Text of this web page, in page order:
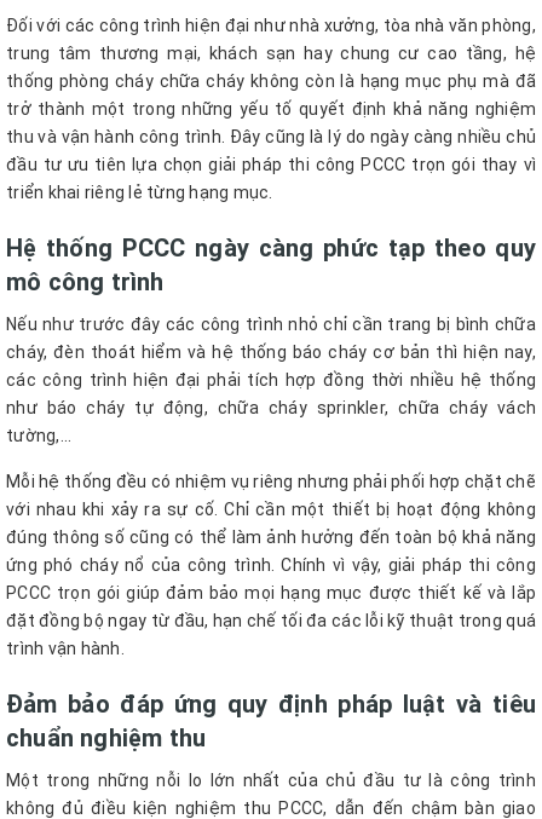
Đối với các công trình hiện đại như nhà xưởng, tòa nhà văn phòng,
trung tâm thương mại, khách sạn hay chung cư cao tầng, hệ
thống phòng cháy chữa cháy không còn là hạng mục phụ mà đã
trở thành một trong những yếu tố quyết định khả năng nghiệm
thu và vận hành công trình. Đây cũng là lý do ngày càng nhiều chủ
đầu tư ưu tiên lựa chọn giải pháp thi công PCCC trọn gói thay vì
triển khai riêng lẻ từng hạng mục.
Hệ thống PCCC ngày càng phức tạp theo quy
mô công trình
Nếu như trước đây các công trình nhỏ chỉ cần trang bị bình chữa
cháy, đèn thoát hiểm và hệ thống báo cháy cơ bản thì hiện nay,
các công trình hiện đại phải tích hợp đồng thời nhiều hệ thống
như báo cháy tự động, chữa cháy sprinkler, chữa cháy vách
tường,...
Mỗi hệ thống đều có nhiệm vụ riêng nhưng phải phối hợp chặt chẽ
với nhau khi xảy ra sự cố. Chỉ cần một thiết bị hoạt động không
đúng thông số cũng có thể làm ảnh hưởng đến toàn bộ khả năng
ứng phó cháy nổ của công trình. Chính vì vậy, giải pháp thi công
PCCC trọn gói giúp đảm bảo mọi hạng mục được thiết kế và lắp
đặt đồng bộ ngay từ đầu, hạn chế tối đa các lỗi kỹ thuật trong quá
trình vận hành.
Đảm bảo đáp ứng quy định pháp luật và tiêu
chuẩn nghiệm thu
Một trong những nỗi lo lớn nhất của chủ đầu tư là công trình
không đủ điều kiện nghiệm thu PCCC, dẫn đến chậm bàn giao